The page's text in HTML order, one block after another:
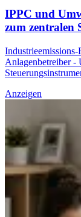
IPPC und
zum zentralen
Anlagenbetreiber -
Anzeigen